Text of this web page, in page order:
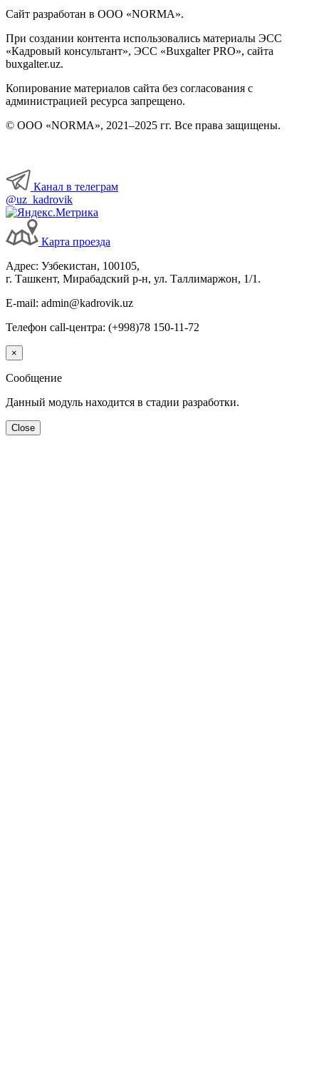
Сайт разработан в ООО «NORMA».
При создании контента использовались материалы ЭСС
«Кадровый консультант», ЭСС «Buxgalter PRO», сайта
buxgalter.uz.
Копирование материалов сайта без согласования с
администрацией ресурса запрещено.
© ООО «NORMA», 2021–2025 гг. Все права защищены.
Канал в телеграм
@uz_kadrovik
Карта проезда
Адрес: Узбекистан, 100105,
г. Ташкент, Мирабадский р-н, ул. Таллимаржон, 1/1.
E-mail: admin@kadrovik.uz
Телефон call-центра: (+998)78 150-11-72
×
Сообщение
Данный модуль находится в стадии разработки.
Close